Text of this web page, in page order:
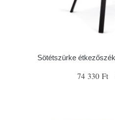
Sötétszürke
74 330 Ft